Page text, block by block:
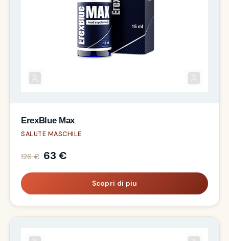
ErexBlue Max
SALUTE MASCHILE
126 € 63 €
Scopri di piu